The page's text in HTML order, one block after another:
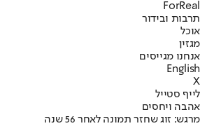
ForReal
תרבות ובידור
אוכל
מגזין
אנחנו מגייסים
English
X
לייף סטייל
אהבה ויחסים
מרגש: זוג שחזר תמונה לאחר 56 שנה